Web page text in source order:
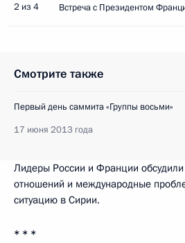
2 из 4 Встреча с Президентом
Смотрите также
Первый день саммита «Группы восьми»
17 июня 2013 года
Лидеры России и Франции обсудили
отношений и международные
ситуацию в Сирии.
* * *